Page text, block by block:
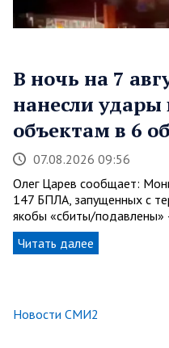
В ночь на 7
нанесли
объектам в 6
07.08.2026 09:56
Олег Царев сообщает:
147 БПЛА, запущенных с
якобы «сбиты/
Читать далее
Новости СМИ2